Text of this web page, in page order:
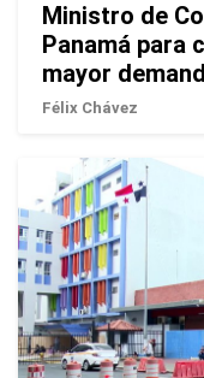
Ministro de
Panamá para
mayor
Félix Chávez